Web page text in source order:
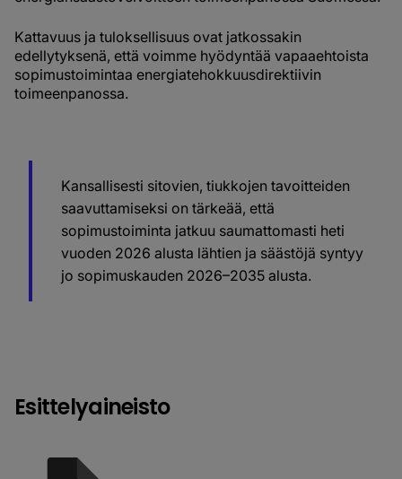
Kattavuus ja tuloksellisuus ovat jatkossakin
edellytyksenä, että voimme hyödyntää vapaaehtoista
sopimustoimintaa energiatehokkuusdirektiivin
toimeenpanossa.
Kansallisesti sitovien, tiukkojen tavoitteiden
saavuttamiseksi on tärkeää, että
sopimustoiminta jatkuu saumattomasti heti
vuoden 2026 alusta lähtien ja säästöjä syntyy
jo sopimuskauden 2026–2035 alusta.
Esittelyaineisto